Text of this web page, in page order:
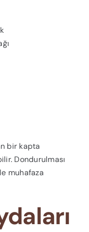
bir kapta
Dondurulması
muhafaza